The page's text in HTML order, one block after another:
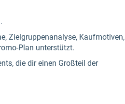
Zielgruppenanalyse, Kaufmotiven,
Plan unterstützt.
die dir einen Großteil der